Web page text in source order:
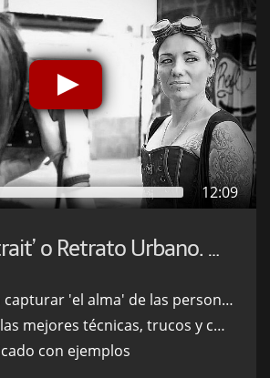
12:09
‘Street Portrait’ o Retrato Urbano. Un Ejemplo Práctico
'el alma' de las personas de tu ciudad.
mejores técnicas, trucos y consejos.
con ejemplos